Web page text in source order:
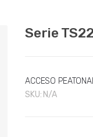
Serie
ACCESO
SKU: N/A